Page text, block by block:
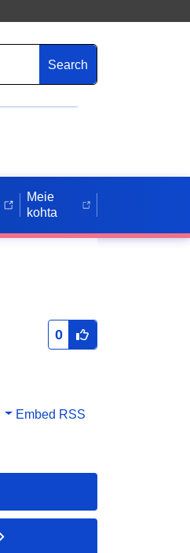
Search
Meie
kohta
0
Embed RSS